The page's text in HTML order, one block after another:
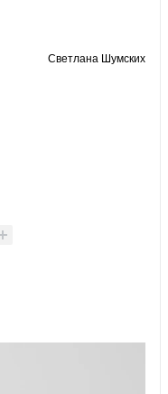
Светлана Шумских